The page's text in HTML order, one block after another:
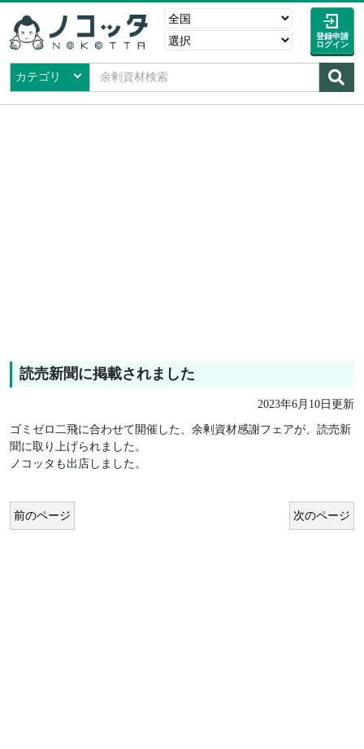
登録申請
ログイン
読売新聞に掲載されました
2023年6月10日更新
ゴミゼロ二飛に合わせて開催した、余剰資材感謝フェアが、読売新
聞に取り上げられました。
ノコッタも出店しました。
前のページ 次のページ